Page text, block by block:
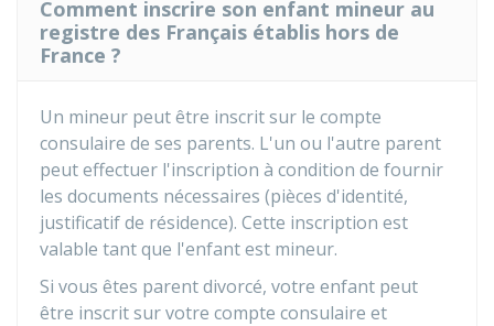
Comment inscrire son enfant mineur au
registre des Français établis hors de
France ?
Un mineur peut être inscrit sur le compte
consulaire de ses parents. L'un ou l'autre parent
peut effectuer l'inscription à condition de fournir
les documents nécessaires (pièces d'identité,
justificatif de résidence). Cette inscription est
valable tant que l'enfant est mineur.
Si vous êtes parent divorcé, votre enfant peut
être inscrit sur votre compte consulaire et